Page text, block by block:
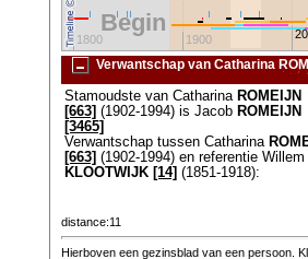
1800 1900
Begin
Verwantschap van Catharina
Stamoudste van Catharina ROMEIJN
[663] (1902-1994) is Jacob ROMEIJN
[3465]
Verwantschap tussen Catharina
[663] (1902-1994) en referentie Willem
KLOOTWIJK [14] (1851-1918):
distance:11
Hierboven een gezinsblad van een persoon.